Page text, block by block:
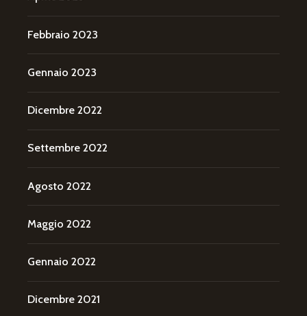
Febbraio 2023
Gennaio 2023
Dicembre 2022
Settembre 2022
Agosto 2022
Maggio 2022
Gennaio 2022
Dicembre 2021